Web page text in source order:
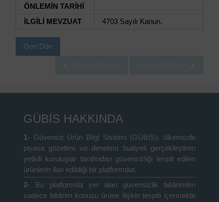
ÖNLEMİN TARİHİ
İLGİLİ MEVZUAT 4703 Sayılı Kanun.
Geri Dön
GÜBİS HAKKINDA
1- Güvensiz Ürün Bilgi Sistemi (GÜBİS), ülkemizde
piyasa gözetimi ve denetimi faaliyeti gerçekleştiren
yetkili kuruluşlar tarafından güvensizliği tespit edilen
ürünlerin ilan edildiği bir platformdur.
2-
Bu platformda yer alan güvensizlik bildirimleri
sadece bildirim konusu ürüne ilişkin tespiti içermekte